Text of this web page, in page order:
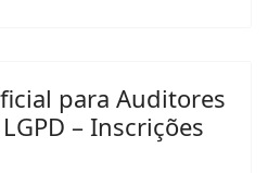
para Auditores
– Inscrições